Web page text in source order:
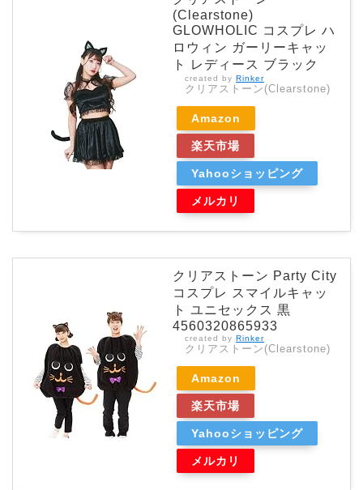
(Clearstone)
GLOWHOLIC コスプレ ハ
ロウィン ガーリーキャッ
ト レディース ブラック
created by Rinker
クリアストーン(Clearstone)
Amazon
楽天市場
Yahooショッピング
メルカリ
クリアストーン Party City
コスプレ スマイルキャッ
ト ユニセックス 黒
4560320865933
created by Rinker
クリアストーン(Clearstone)
Amazon
楽天市場
Yahooショッピング
メルカリ